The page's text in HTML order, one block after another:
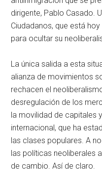
dirigente, Pablo Casado.
Ciudadanos, que está
para ocultar su
La única salida a esta
alianza de movimientos
rechacen el
desregulación de los
la movilidad de capitales
internacional, que ha
las clases populares. A
las políticas neoliberales
de cambio. Así de claro.